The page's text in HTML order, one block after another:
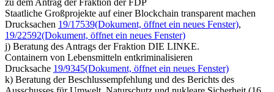
Staatliche Großprojekte auf einer Blockchain transparent machen
Drucksachen 19/17539(Dokument, öffnet ein neues Fenster),
19/22592(Dokument, öffnet ein neues Fenster)
j) Beratung des Antrags der Fraktion DIE LINKE.
Containern von Lebensmitteln entkriminalisieren
Drucksache 19/9345(Dokument, öffnet ein neues Fenster)
k) Beratung der Beschlussempfehlung und des Berichts des